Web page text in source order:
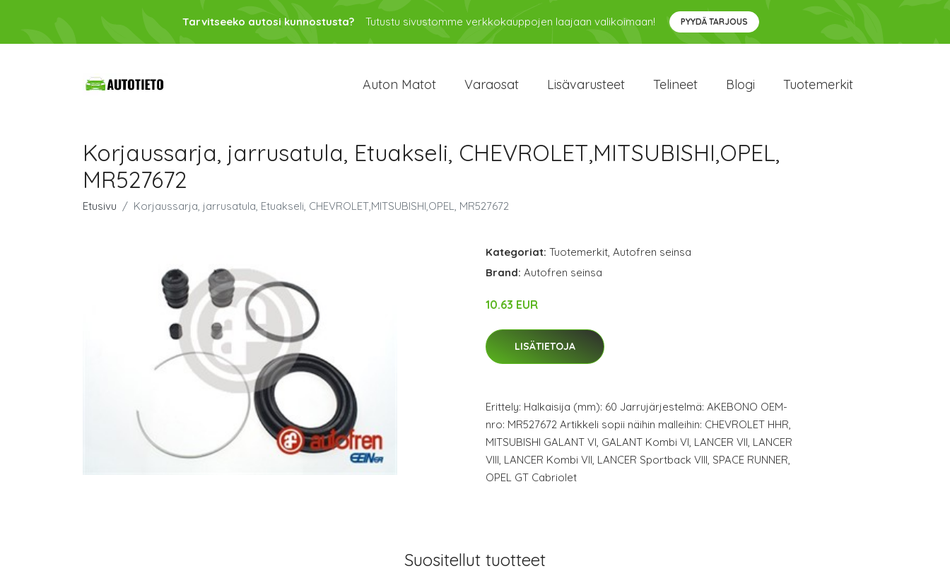
Tarvitseeko autosi kunnostusta? Tutustu sivustomme verkkokauppojen laajaan valikoimaan! PYYDÄ TARJOUS
Auton Matot Varaosat Lisävarusteet Telineet Blogi Tuotemerkit
Korjaussarja, jarrusatula, Etuakseli, CHEVROLET,MITSUBISHI,OPEL,
MR527672
Etusivu Korjaussarja, jarrusatula, Etuakseli, CHEVROLET,MITSUBISHI,OPEL, MR527672
Kategoriat: Tuotemerkit, Autofren seinsa
Brand: Autofren seinsa
10.63 EUR
LISÄTIETOJA
Erittely: Halkaisija (mm): 60 Jarrujärjestelmä: AKEBONO OEM-
nro: MR527672 Artikkeli sopii näihin malleihin: CHEVROLET HHR,
MITSUBISHI GALANT VI, GALANT Kombi VI, LANCER VII, LANCER
VIII, LANCER Kombi VII, LANCER Sportback VIII, SPACE RUNNER,
OPEL GT Cabriolet
Suositellut tuotteet